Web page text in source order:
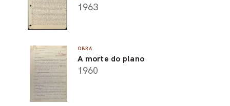
1963
OBRA
A morte do plano
1960